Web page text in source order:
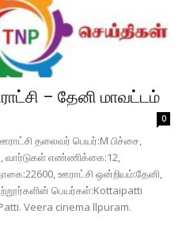
– தேனி மாவட்டம்
0
தலைவர் பெயர்:M பிச்சை,
வார்டுகள் எண்ணிக்கை:12,
ஊராட்சி ஒன்றியம்:தேனி,
பெயர்கள்:Kottaipatti
Veera cinema llpuram.